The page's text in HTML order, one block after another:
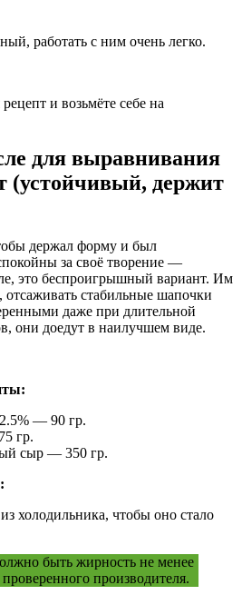
работать с ним очень легко.
и возьмёте себе на
для выравнивания
(устойчивый, держит
держал форму и был
за своё творение —
это беспроигрышный вариант. Им
стабильные шапочки
даже при длительной
они доедут в наилучшем виде.
— 90 гр.
гр.
сыр — 350 гр.
холодильника, чтобы оно стало
быть жирность не менее
производителя.